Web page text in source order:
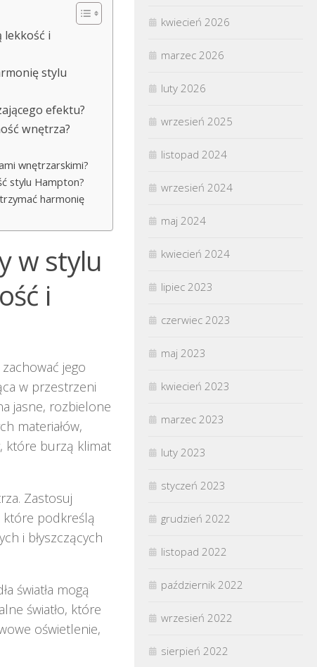
lekkość i
stylu
efektu?
wnętrza?
wnętrzarskimi?
stylu Hampton?
harmonię
w stylu
i
jego
w przestrzeni
jasne, rozbielone
materiałów,
które burzą klimat
Zastosuj
które podkreślą
i błyszczących
światła mogą
światło, które
oświetlenie,
kwiecień 2026
marzec 2026
luty 2026
wrzesień 2025
listopad 2024
wrzesień 2024
maj 2024
kwiecień 2024
lipiec 2023
czerwiec 2023
maj 2023
kwiecień 2023
marzec 2023
luty 2023
styczeń 2023
grudzień 2022
listopad 2022
październik 2022
wrzesień 2022
sierpień 2022